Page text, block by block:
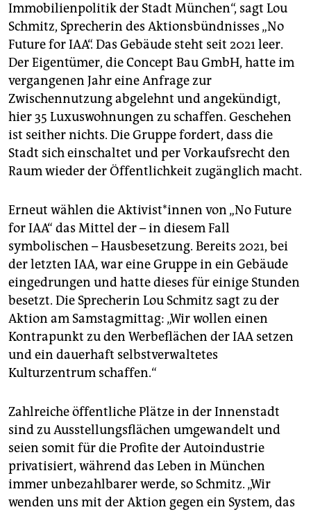
Immobilienpolitik der Stadt München“, sagt Lou
Schmitz, Sprecherin des Aktionsbündnisses „No
Future for IAA“. Das Gebäude steht seit 2021 leer.
Der Eigentümer, die Concept Bau GmbH, hatte im
vergangenen Jahr eine Anfrage zur
Zwischennutzung abgelehnt und angekündigt,
hier 35 Luxuswohnungen zu schaffen. Geschehen
ist seither nichts. Die Gruppe fordert, dass die
Stadt sich einschaltet und per Vorkaufsrecht den
Raum wieder der Öffentlichkeit zugänglich macht.
Erneut wählen die Ak­ti­vis­t*in­nen von „No Future
for IAA“ das Mittel der – in diesem Fall
symbolischen – Hausbesetzung. Bereits 2021, bei
der letzten IAA, war eine Gruppe in ein Gebäude
eingedrungen und hatte dieses für einige Stunden
besetzt. Die Sprecherin Lou Schmitz sagt zu der
Aktion am Samstagmittag: „Wir wollen einen
Kontrapunkt zu den Werbeflächen der IAA setzen
und ein dauerhaft selbstverwaltetes
Kulturzentrum schaffen.“
Zahlreiche öffentliche Plätze in der Innenstadt
sind zu Ausstellungsflächen umgewandelt und
seien somit für die Profite der Autoindustrie
privatisiert, während das Leben in München
immer unbezahlbarer werde, so Schmitz. „Wir
wenden uns mit der Aktion gegen ein System, das